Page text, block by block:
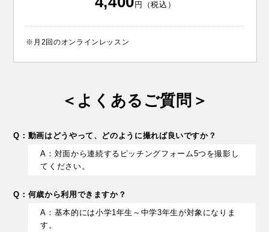
円（税込）
※月2回のオンラインレッスン
＜よくあるご質問＞
Q：動画はどうやって、どのように撮れば良いですか？
A：対面から連続するピッチングフォーム5つを撮影し
てください。
Q：何歳から利用できますか？
A：基本的には小学1年生～中学3年生が対象になりま
す。